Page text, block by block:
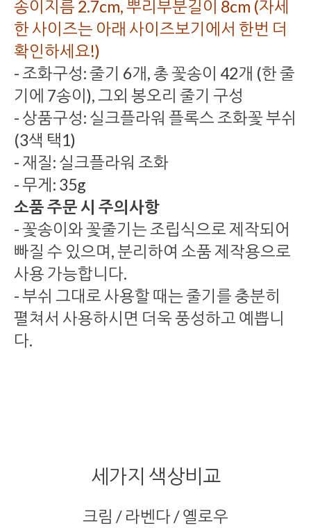
송이지름 2.7cm, 뿌리부분길이 8cm (자세
한 사이즈는 아래 사이즈보기에서 한번 더
확인하세요!)
- 조화구성: 줄기 6개, 총 꽃송이 42개 (한 줄
기에 7송이), 그외 봉오리 줄기 구성
- 상품구성: 실크플라워 플록스 조화꽃 부쉬
(3색 택1)
- 재질: 실크플라워 조화
- 무게: 35g
소품 주문 시 주의사항
- 꽃송이와 꽃줄기는 조립식으로 제작되어
빠질 수 있으며, 분리하여 소품 제작용으로
사용 가능합니다.
- 부쉬 그대로 사용할 때는 줄기를 충분히
펼쳐서 사용하시면 더욱 풍성하고 예쁩니
다.
세가지 색상비교
크림 / 라벤다 / 옐로우